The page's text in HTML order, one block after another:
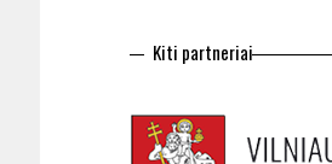
Kiti partneriai